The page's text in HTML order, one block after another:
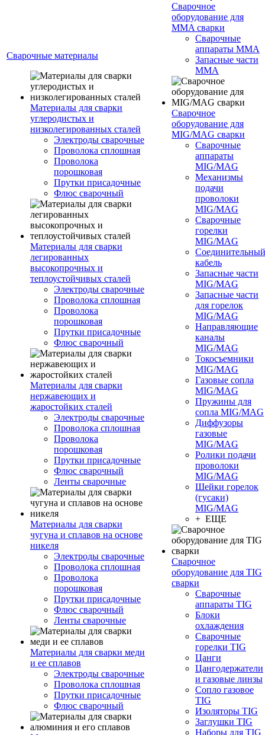
Сварочные материалы
Материалы для сварки
углеродистых и
низколегированных сталей
Электроды сварочные
Проволока сплошная
Проволока
порошковая
Прутки присадочные
Флюс сварочный
Материалы для сварки
легированных
высокопрочных и
теплоустойчивых сталей
Электроды сварочные
Проволока сплошная
Проволока
порошковая
Прутки присадочные
Флюс сварочный
Материалы для сварки
нержавеющих и
жаростойких сталей
Электроды сварочные
Проволока сплошная
Проволока
порошковая
Прутки присадочные
Флюс сварочный
Ленты сварочные
Материалы для сварки
чугуна и сплавов на основе
никеля
Электроды сварочные
Проволока сплошная
Проволока
порошковая
Прутки присадочные
Флюс сварочный
Ленты сварочные
Материалы для сварки меди
и ее сплавов
Электроды сварочные
Проволока сплошная
Прутки присадочные
Флюс сварочный
Сварочное
оборудование для
MMA сварки
Сварочные
аппараты MMA
Запасные части
MMA
Сварочное
оборудование для
MIG/MAG сварки
Сварочные
аппараты
MIG/MAG
Механизмы
подачи
проволоки
MIG/MAG
Сварочные
горелки
MIG/MAG
Соединительный
кабель
Запасные части
MIG/MAG
Запасные части
для горелок
MIG/MAG
Направляющие
каналы
MIG/MAG
Токосъемники
MIG/MAG
Газовые сопла
MIG/MAG
Пружины для
сопла MIG/MAG
Диффузоры
газовые
MIG/MAG
Ролики подачи
проволоки
MIG/MAG
Шейки горелок
(гусаки)
MIG/MAG
+ ЕЩЕ
Сварочное
оборудование для TIG
сварки
Сварочные
аппараты TIG
Блоки
охлаждения
Сварочные
горелки TIG
Цанги
Цангодержатели
и газовые линзы
Сопло газовое
TIG
Изоляторы TIG
Заглушки TIG
Наборы для TIG